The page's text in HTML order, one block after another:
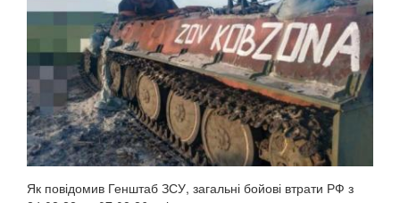
Як повідомив Генштаб ЗСУ, загальні бойові втрати РФ з